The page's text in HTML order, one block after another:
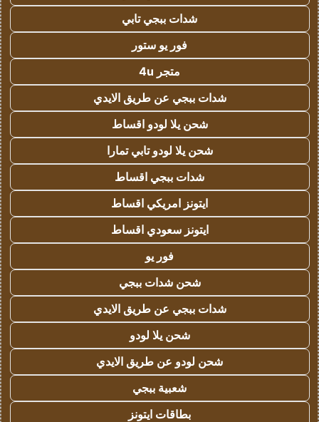
شدات ببجي تابي
فور يو ستور
متجر 4u
شدات ببجي عن طريق الايدي
شحن يلا لودو اقساط
شحن يلا لودو تابي تمارا
شدات ببجي اقساط
ايتونز امريكي اقساط
ايتونز سعودي اقساط
فور يو
شحن شدات ببجي
شدات ببجي عن طريق الايدي
شحن يلا لودو
شحن لودو عن طريق الايدي
شعبية ببجي
بطاقات ايتونز